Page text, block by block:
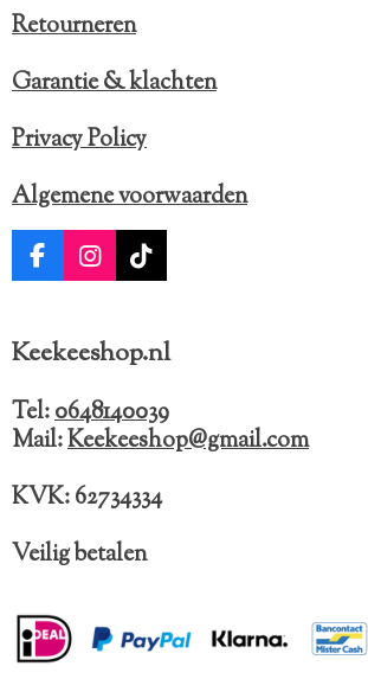
Retourneren
Garantie & klachten
Privacy Policy
Algemene voorwaarden
F
b
o
k
I
a
r
a
m
T
o
Keekeeshop.nl
Tel:0648140039
Mail:Keekeeshop@gmail.com
KVK: 62734334
Veilig betalen